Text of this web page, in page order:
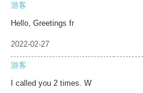
游客
Hello, Greetings fr
2022-02-27
游客
I called you 2 times. W